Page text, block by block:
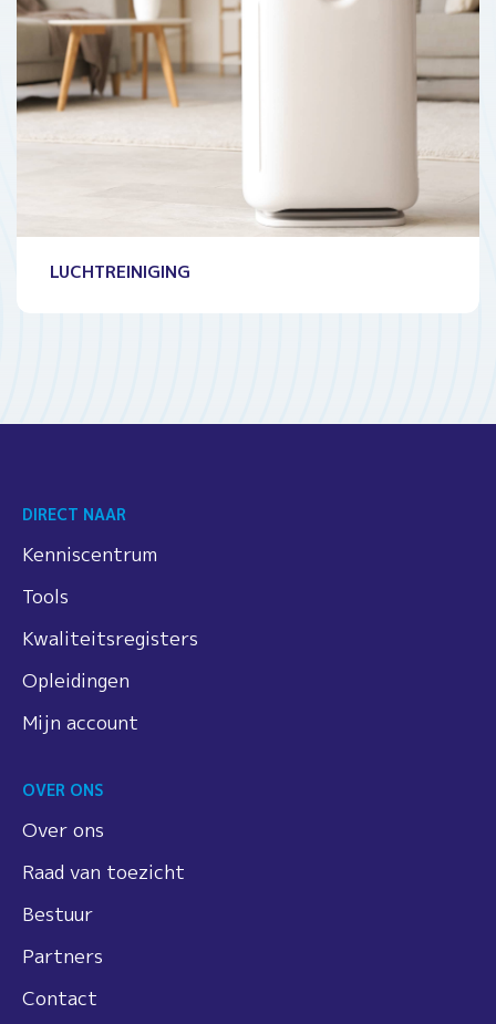
LUCHTREINIGING
DIRECT NAAR
Kenniscentrum
Tools
Kwaliteitsregisters
Opleidingen
Mijn account
OVER ONS
Over ons
Raad van toezicht
Bestuur
Partners
Contact